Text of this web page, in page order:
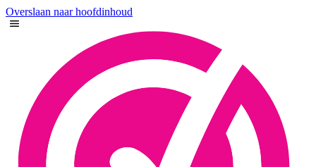
Overslaan naar hoofdinhoud